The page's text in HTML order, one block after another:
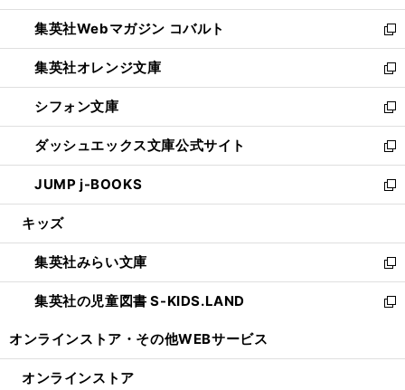
開
く
ウ
で
開
く
ン
ド
ウ
で
開
く
ウ
ィ
ン
ド
ウ
で
開
く
集英社Webマガジン コバルト
新
し
い
ウ
ィ
ン
ド
ウ
で
開
集英社オレンジ文庫
新
し
い
ウ
ィ
ン
ド
ウ
開
く
シフォン文庫
新
し
い
ウ
ィ
ン
ウ
で
開
く
ダッシュエックス文庫公式サイト
新
し
い
ウ
ン
ド
ウ
で
JUMP j-BOOKS
新
し
ウ
ィ
ン
ド
開
キッズ
集英社みらい文庫
新
し
い
ン
集英社の児童図書 S-KIDS.LAND
新
ウ
オンラインストア・ その他WEBサービス
オンラインストア